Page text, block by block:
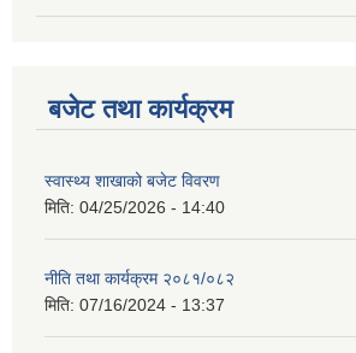
बजेट तथा कार्यक्रम
स्वास्थ्य शाखाको बजेट विवरण
मिति: 04/25/2026 - 14:40
नीति तथा कार्यक्रम २०८१/०८२
मिति: 07/16/2024 - 13:37